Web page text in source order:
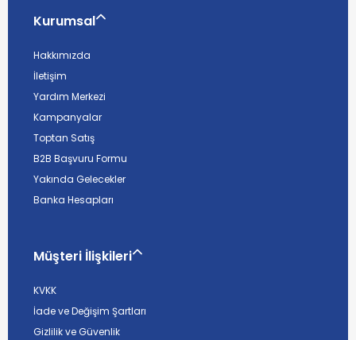
Kurumsal
Hakkımızda
İletişim
Yardım Merkezi
Kampanyalar
Toptan Satış
B2B Başvuru Formu
Yakında Gelecekler
Banka Hesapları
Müşteri İlişkileri
KVKK
İade ve Değişim Şartları
Gizlilik ve Güvenlik